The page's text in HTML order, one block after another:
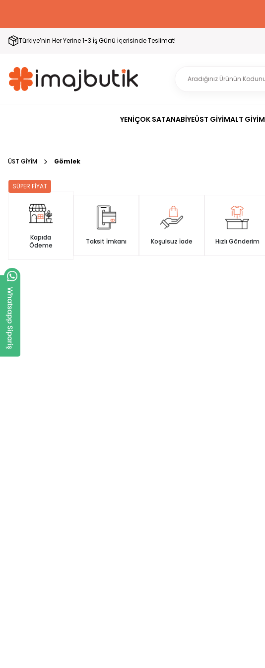
Türkiye’nin Her Yerine 1-3 İş Günü İçerisinde Teslimat!
YENİÇOK SATANABİYEÜST GİYİMALT GİYİM
ÜST GİYİM Gömlek
SÜPER FİYAT
Kapıda
Ödeme
Taksit İmkanı Koşulsuz İade Hızlı Gönderim